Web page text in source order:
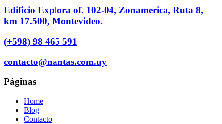
Edificio Explora of. 102-04, Zonamerica, Ruta 8,
km 17.500, Montevideo.
(+598) 98 465 591
contacto@nantas.com.uy
Páginas
Home
Blog
Contacto